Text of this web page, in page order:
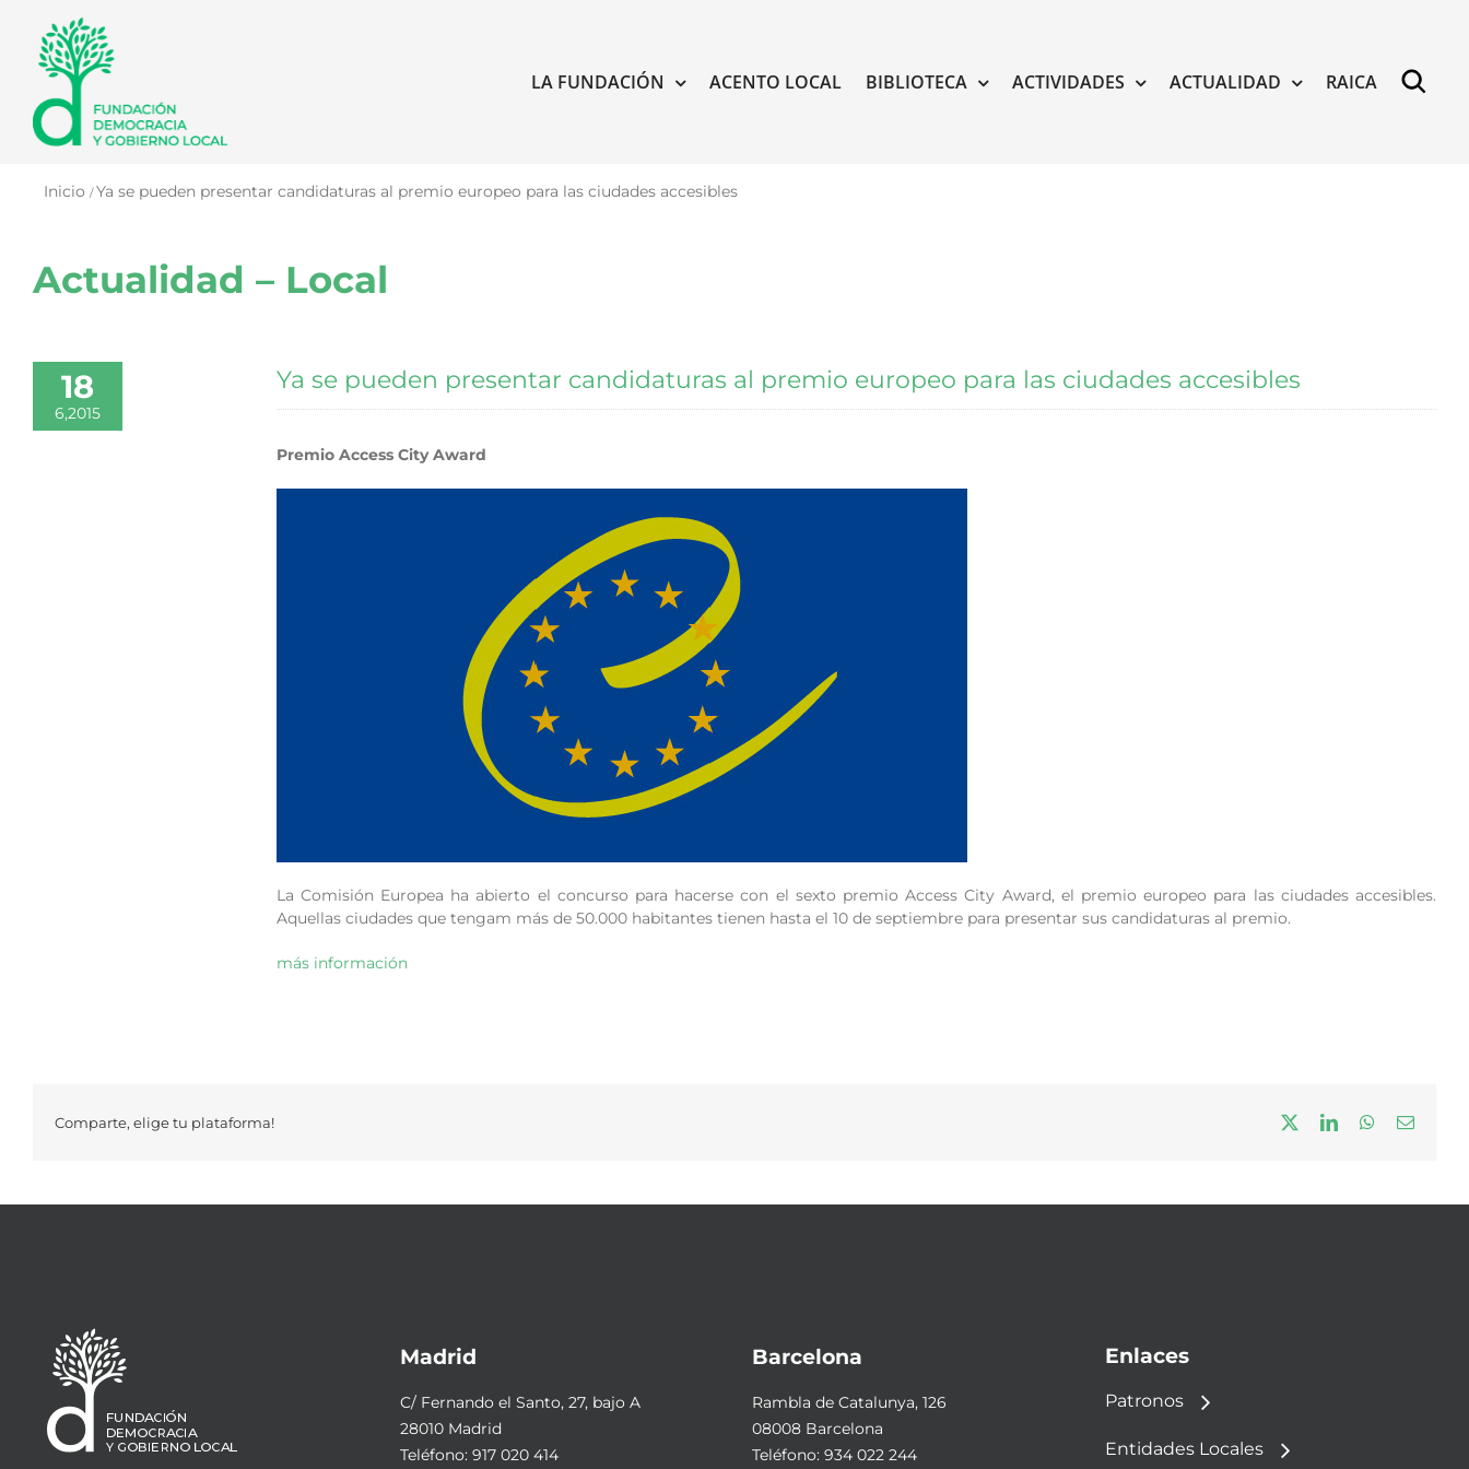
contenido
LA FUNDACIÓN ACENTO LOCAL BIBLIOTECA ACTIVIDADES ACTUALIDAD RAICA
Inicio Ya se pueden presentar candidaturas al premio europeo para las ciudades accesibles
Actualidad – Local
18
6,2015
Ya se pueden presentar candidaturas al premio europeo para las ciudades accesibles
Premio Access City Award
La Comisión Europea ha abierto el concurso para hacerse con el sexto premio Access City Award, el premio europeo para las ciudades accesibles.
Aquellas ciudades que tengam más de 50.000 habitantes tienen hasta el 10 de septiembre para presentar sus candidaturas al premio.
más información
Comparte, elige tu plataforma! LinkedInWhatsApp
Correo
Madrid
C/ Fernando el Santo, 27, bajo A
28010 Madrid
Teléfono: 917 020 414
Barcelona
Rambla de Catalunya, 126
08008 Barcelona
Teléfono: 934 022 244
Enlaces
Patronos
Entidades Locales